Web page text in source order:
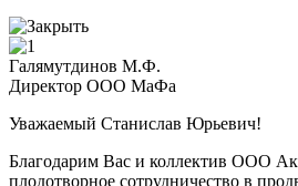
Галямутдинов М.Ф.
Директор ООО МаФа
Уважаемый Станислав Юрьевич!
Благодарим Вас и коллектив ООО
плодотворное сотрудничество в